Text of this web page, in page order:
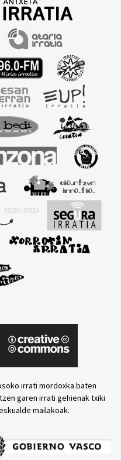
bideoa Hamaika
eskutik
irrati mordoxka baten
garen irrati gehienak txiki
mailakoak.